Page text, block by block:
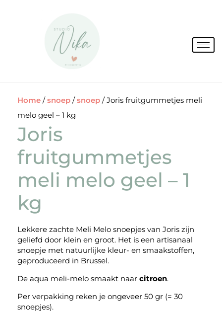
Home /snoep /snoep / Joris fruitgummetjes meli
melo geel – 1 kg
Joris
fruitgummetjes
meli melo geel – 1
kg
Lekkere zachte Meli Melo snoepjes van Joris zijn
geliefd door klein en groot. Het is een artisanaal
snoepje met natuurlijke kleur- en smaakstoffen,
geproduceerd in Brussel.
De aqua meli-melo smaakt naar citroen.
Per verpakking reken je ongeveer 50 gr (= 30
snoepjes).